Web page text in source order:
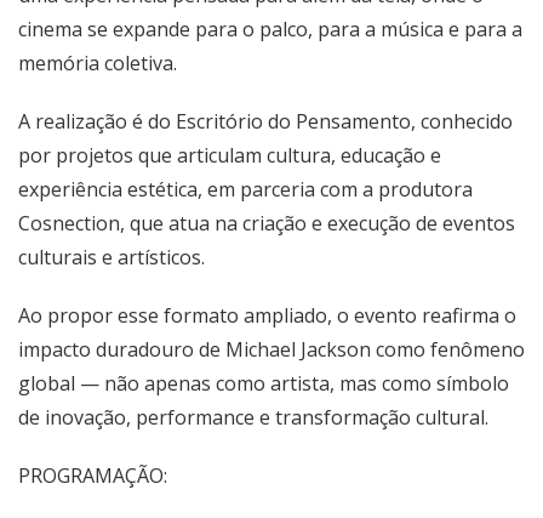
cinema se expande para o palco, para a música e para a
memória coletiva.
A realização é do Escritório do Pensamento, conhecido
por projetos que articulam cultura, educação e
experiência estética, em parceria com a produtora
Cosnection, que atua na criação e execução de eventos
culturais e artísticos.
Ao propor esse formato ampliado, o evento reafirma o
impacto duradouro de Michael Jackson como fenômeno
global — não apenas como artista, mas como símbolo
de inovação, performance e transformação cultural.
PROGRAMAÇÃO: